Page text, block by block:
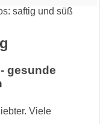
gesunde
Viele